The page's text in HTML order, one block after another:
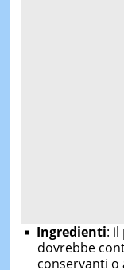
Ingredienti: il
dovrebbe
conservanti